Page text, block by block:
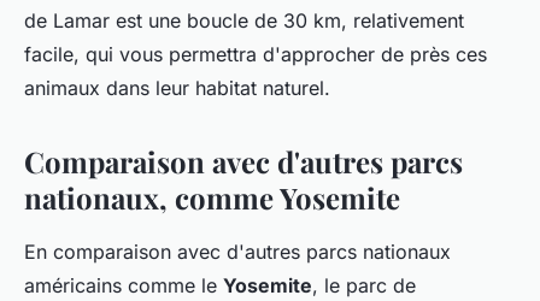
de Lamar est une boucle de 30 km, relativement
facile, qui vous permettra d'approcher de près ces
animaux dans leur habitat naturel.
Comparaison avec d'autres parcs
nationaux, comme Yosemite
En comparaison avec d'autres parcs nationaux
américains comme le Yosemite, le parc de